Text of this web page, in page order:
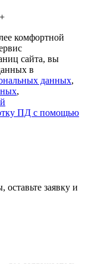
комфортной
сайта, вы
в
данных,
,
ПД с помощью
заявку и